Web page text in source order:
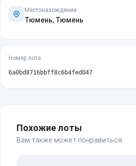
Местонахождение
Тюмень, Тюмень
Номер лота
6a0bd8716bbff8c6b4fed047
Похожие лоты
Вам также может понравиться